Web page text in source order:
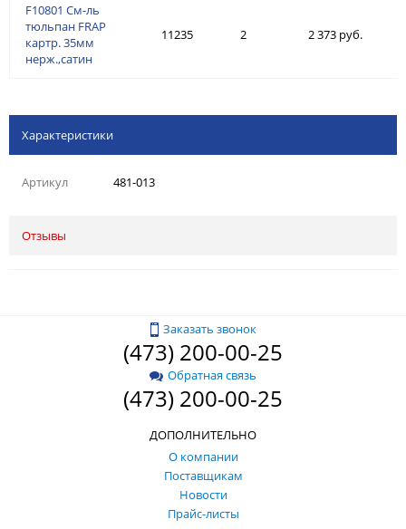
F10801 См-ль
тюльпан FRAP
картр. 35мм
нерж.,сатин
11235 2 2 373 руб.
Характеристики
Артикул 481-013
Отзывы
Заказать звонок
(473) 200-00-25
Обратная связь
(473) 200-00-25
ДОПОЛНИТЕЛЬНО
О компании
Поставщикам
Новости
Прайс-листы